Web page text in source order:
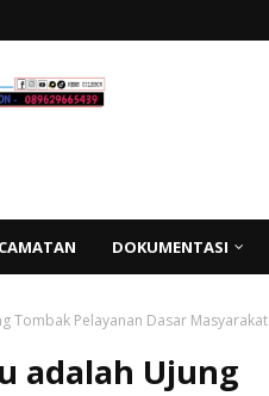
DOKUMENTASI
Tombak Pelayanan Dasar Masyarakat
adalah Ujung